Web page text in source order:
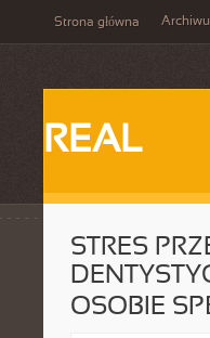
Strona główna
REAL
STRES
OSOBIE